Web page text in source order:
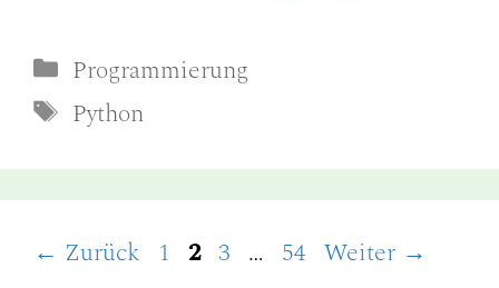
Kategorien
Programmierung
Schlagwörter
Python
← Zurück Seite
1 Seite
2 Seite
3 … Seite
54 Weiter →